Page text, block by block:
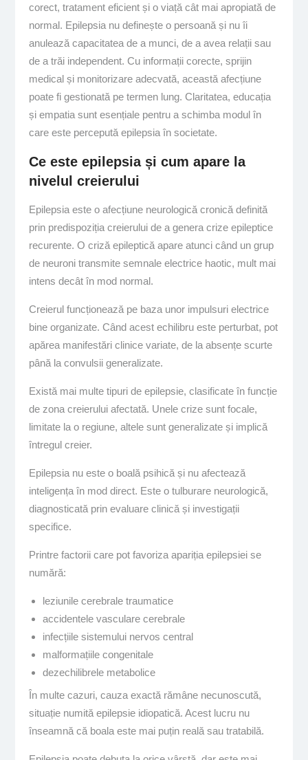
corect, tratament eficient și o viață cât mai apropiată de
normal. Epilepsia nu definește o persoană și nu îi
anulează capacitatea de a munci, de a avea relații sau
de a trăi independent. Cu informații corecte, sprijin
medical și monitorizare adecvată, această afecțiune
poate fi gestionată pe termen lung. Claritatea, educația
și empatia sunt esențiale pentru a schimba modul în
care este percepută epilepsia în societate.
Ce este epilepsia și cum apare la
nivelul creierului
Epilepsia este o afecțiune neurologică cronică definită
prin predispoziția creierului de a genera crize epileptice
recurente. O criză epileptică apare atunci când un grup
de neuroni transmite semnale electrice haotic, mult mai
intens decât în mod normal.
Creierul funcționează pe baza unor impulsuri electrice
bine organizate. Când acest echilibru este perturbat, pot
apărea manifestări clinice variate, de la absențe scurte
până la convulsii generalizate.
Există mai multe tipuri de epilepsie, clasificate în funcție
de zona creierului afectată. Unele crize sunt focale,
limitate la o regiune, altele sunt generalizate și implică
întregul creier.
Epilepsia nu este o boală psihică și nu afectează
inteligența în mod direct. Este o tulburare neurologică,
diagnosticată prin evaluare clinică și investigații
specifice.
Printre factorii care pot favoriza apariția epilepsiei se
numără:
leziunile cerebrale traumatice
accidentele vasculare cerebrale
infecțiile sistemului nervos central
malformațiile congenitale
dezechilibrele metabolice
În multe cazuri, cauza exactă rămâne necunoscută,
situație numită epilepsie idiopatică. Acest lucru nu
înseamnă că boala este mai puțin reală sau tratabilă.